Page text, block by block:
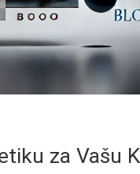
za Vašu